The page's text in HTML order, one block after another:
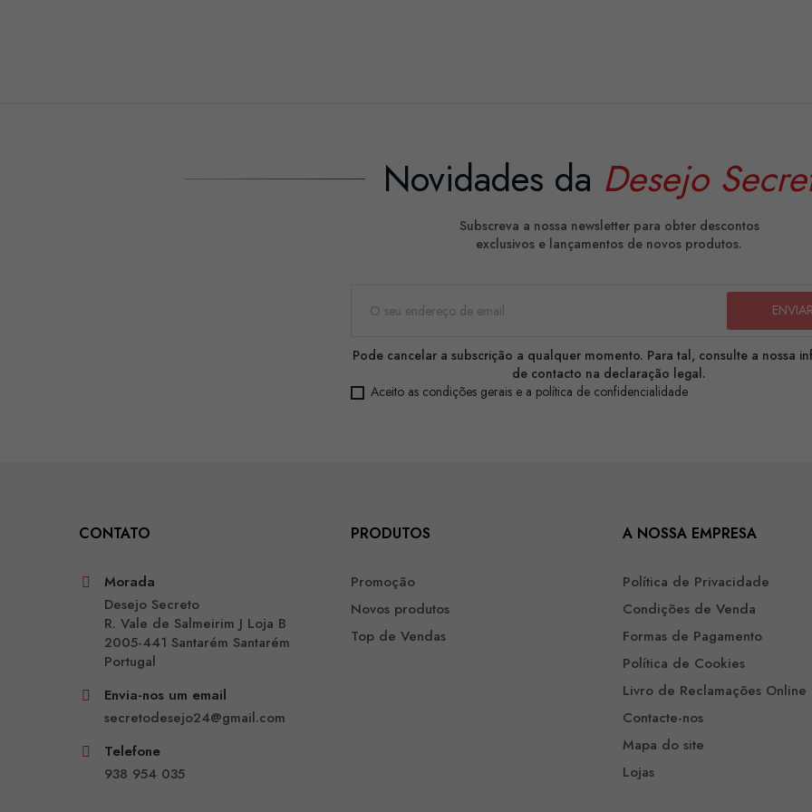
Novidades da Desejo
Subscreva a nossa newsletter para obter descontos
exclusivos e lançamentos de novos produtos.
Pode cancelar a subscrição a qualquer momento. Para tal, consulte a nossa
de contacto na declaração legal.
Aceito as condições gerais e a política de confidencialidade
CONTATO
Morada
Desejo Secreto
R. Vale de Salmeirim J Loja B
2005-441 Santarém Santarém
Portugal
Envia-nos um email
secretodesejo24@gmail.com
Telefone
938 954 035
PRODUTOS
Promoção
Novos produtos
Top de Vendas
A NOSSA EMPRESA
Política de Privacidade
Condições de Venda
Formas de Pagamento
Política de Cookies
Livro de Reclamações Online
Contacte-nos
Mapa do site
Lojas